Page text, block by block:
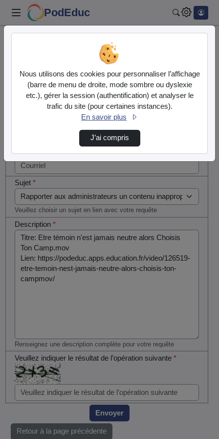
PodEduc
Contactez nous
Votre message
Courriel*
Sujet*
Veuillez choisir un sujet en lien avec votre requête
Description*
Renseignez une description complète pour votre requête
Veuillez indiquer le résultat de l’opération suivante*
si vous
êtes un
humain en
Envoyer
Retour à la page précédente
Nous utilisons des cookies pour personnaliser l’affichage
(barre de menu de droite, mode sombre ou dyslexie
etc.), gérer la session (authentification) et analyser le
trafic du site (pour certaines instances).
En savoir plus
J’ai compris